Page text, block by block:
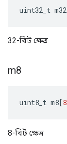
uint32_t m32
32-বিট ক্ষেত্র
m8
uint8_t m8[8
8-বিট ক্ষেত্র